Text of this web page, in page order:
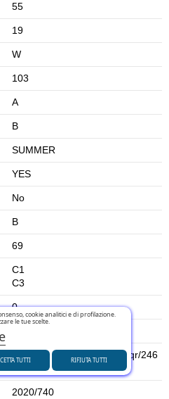
55
19
W
103
A
B
SUMMER
YES
No
B
69
C1
C3
0
https://eprel.ec.europa.eu/qr/246
1771
2020/740
cookie analitici e di profilazione.
le tue scelte.
RIFIUTA TUTTI
TUTTI